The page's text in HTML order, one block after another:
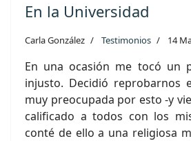
En la Universidad
Carla González Testimonios 14
En una ocasión me tocó un
injusto. Decidió reprobarnos
muy preocupada por esto -y
calificado a todos con los
conté de ello a una religiosa